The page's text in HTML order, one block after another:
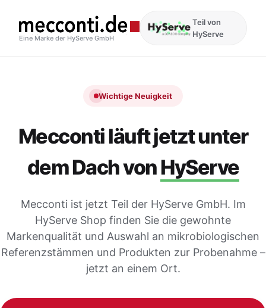
Eine Marke der HyServe GmbH
Teil von
HyServe
Wichtige Neuigkeit
Mecconti läuft jetzt unter
dem Dach vonHyServe
Mecconti ist jetzt Teil der HyServe GmbH. Im
HyServe Shop finden Sie die gewohnte
Markenqualität und Auswahl an mikrobiologischen
Referenzstämmen und Produkten zur Probenahme –
jetzt an einem Ort.